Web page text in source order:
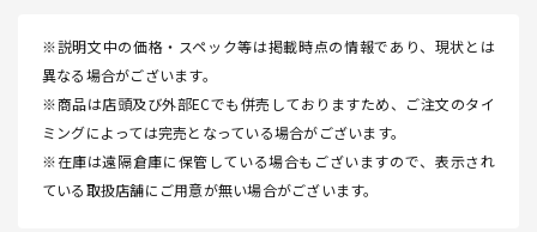
※説明文中の価格・スペック等は掲載時点の情報であり、現状とは
異なる場合がございます。
※商品は店頭及び外部ECでも併売しておりますため、ご注文のタイ
ミングによっては完売となっている場合がございます。
※在庫は遠隔倉庫に保管している場合もございますので、表示され
ている取扱店舗にご用意が無い場合がございます。